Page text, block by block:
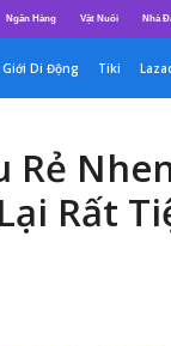
Ngân Hàng Vật Nuôi Nhà
Giới Di Động Tiki
Rẻ
Rất